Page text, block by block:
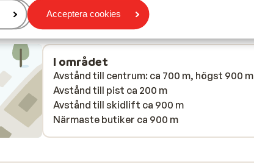
Acceptera cookies
I området
Avstånd till centrum: ca 700 m, högst 900 m
Avstånd till pist ca 200 m
Avstånd till skidlift ca 900 m
Närmaste butiker ca 900 m